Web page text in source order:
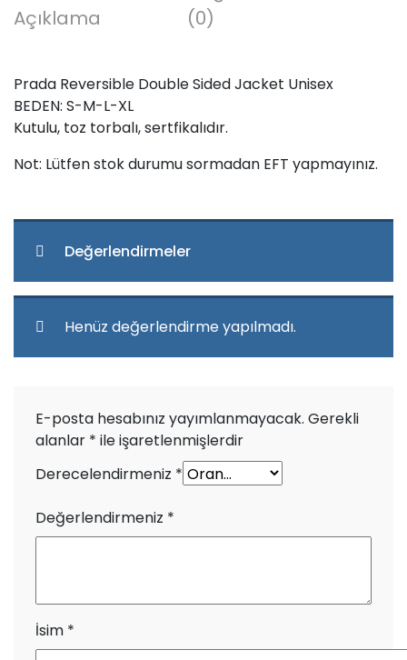
Açıklama
(0)
Prada Reversible Double Sided Jacket Unisex
BEDEN: S-M-L-XL
Kutulu, toz torbalı, sertfikalıdır.
Not: Lütfen stok durumu sormadan EFT yapmayınız.
Değerlendirmeler
Henüz değerlendirme yapılmadı.
E-posta hesabınız yayımlanmayacak. Gerekli
alanlar * ile işaretlenmişlerdir
Derecelendirmeniz *
Değerlendirmeniz *
İsim *